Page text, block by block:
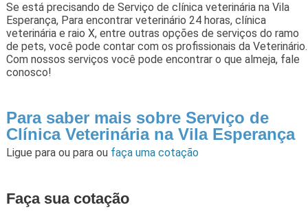
Se está precisando de Serviço de clínica veterinária na Vila
Esperança, Para encontrar veterinário 24 horas, clínica
veterinária e raio X, entre outras opções de serviços do ramo
de pets, você pode contar com os profissionais da Veterinário.
Com nossos serviços você pode encontrar o que almeja, fale
conosco!
Para saber mais sobre Serviço de
Clínica Veterinária na Vila Esperança
Ligue para ou para ou faça uma cotação
Faça sua cotação